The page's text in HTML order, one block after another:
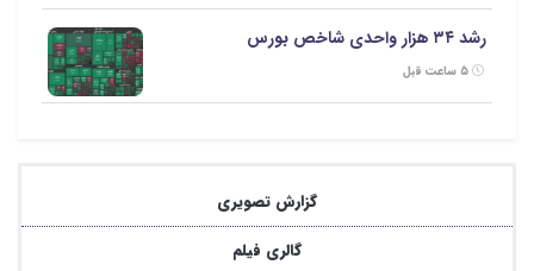
رشد ۳۴ هزار واحدی شاخص بورس
گزارش تصویری
گالری فیلم